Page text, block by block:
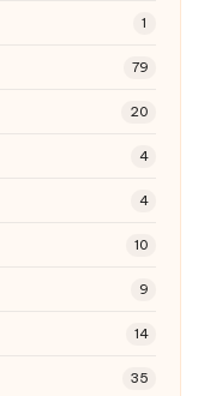
1
79
20
4
4
10
9
14
35